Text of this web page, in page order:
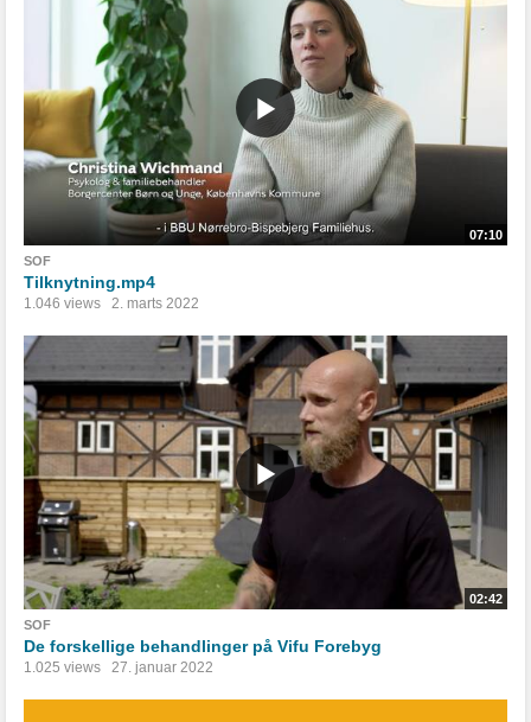
07:10
SOF
Tilknytning.mp4
1.046 views 2. marts 2022
02:42
SOF
De forskellige behandlinger på Vifu Forebyg
1.025 views 27. januar 2022